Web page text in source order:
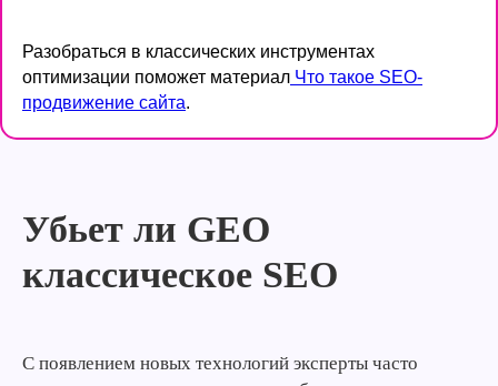
Разобраться в классических инструментах
оптимизации поможет материал Что такое SEO-
продвижение сайта.
Убьет ли GEO
классическое SEO
С появлением новых технологий эксперты часто